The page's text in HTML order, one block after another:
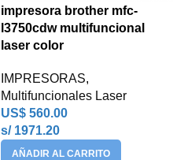
impresora brother mfc-
l3750cdw multifuncional
laser color
IMPRESORAS,
Multifuncionales Laser
US$ 560.00
s/ 1971.20
AÑADIR AL CARRITO